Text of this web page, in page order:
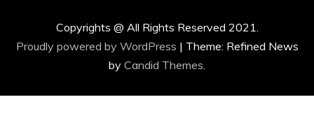
Copyrights @ All Rights Reserved 2021.
Proudly powered by WordPress | Theme: Refined News
by Candid Themes.